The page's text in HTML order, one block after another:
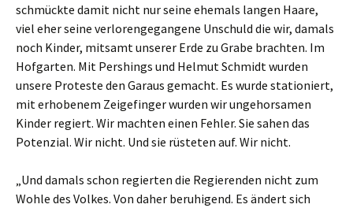
schmückte damit nicht nur seine ehemals langen Haare,
viel eher seine verlorengegangene Unschuld die wir, damals
noch Kinder, mitsamt unserer Erde zu Grabe brachten. Im
Hofgarten. Mit Pershings und Helmut Schmidt wurden
unsere Proteste den Garaus gemacht. Es wurde stationiert,
mit erhobenem Zeigefinger wurden wir ungehorsamen
Kinder regiert. Wir machten einen Fehler. Sie sahen das
Potenzial. Wir nicht. Und sie rüsteten auf. Wir nicht.
„Und damals schon regierten die Regierenden nicht zum
Wohle des Volkes. Von daher beruhigend. Es ändert sich